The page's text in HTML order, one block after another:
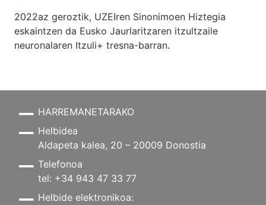
2022az geroztik, UZEIren Sinonimoen Hiztegia
eskaintzen da Eusko Jaurlaritzaren itzultzaile
neuronalaren Itzuli+ tresna-barran.
HARREMANETARAKO
Helbidea
Aldapeta kalea, 20 – 20009 Donostia
Telefonoa
tel: +34 943 47 33 77
Helbide elektronikoa: